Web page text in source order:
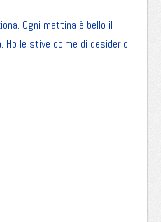
Ogni mattina è bello il
le stive colme di desiderio